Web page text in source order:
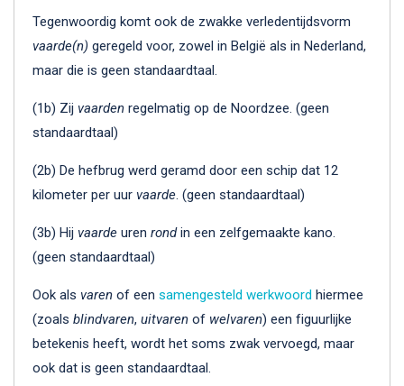
Tegenwoordig komt ook de zwakke verledentijdsvorm
vaarde(n) geregeld voor, zowel in België als in Nederland,
maar die is geen standaardtaal.
(1b) Zij vaarden regelmatig op de Noordzee. (geen
standaardtaal)
(2b) De hefbrug werd geramd door een schip dat 12
kilometer per uur vaarde. (geen standaardtaal)
(3b) Hij vaarde uren rondin een zelfgemaakte kano.
(geen standaardtaal)
Ook als varen of een samengesteld werkwoord hiermee
(zoals blindvaren, uitvaren of welvaren) een figuurlijke
betekenis heeft, wordt het soms zwak vervoegd, maar
ook dat is geen standaardtaal.